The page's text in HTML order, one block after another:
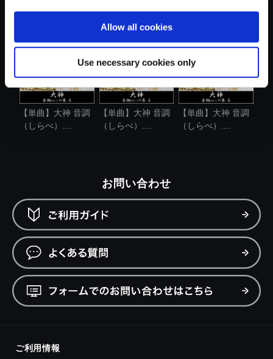
Allow all cookies
Use necessary cookies only
【単曲】大神 音調
（しらべ）....
【単曲】大神 音調
（しらべ）....
【単曲】大神 音調
（しらべ）....
お問い合わせ
ご利用情報